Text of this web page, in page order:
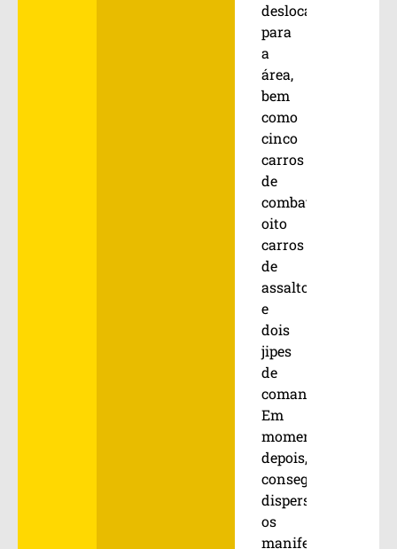
deslocados
para
a
área,
bem
como
cinco
carros
de
combate,
oito
carros
de
assalto
e
dois
jipes
de
comando.
Em
momentos
depois,
conseguiram
dispersar
os
manifestantes,